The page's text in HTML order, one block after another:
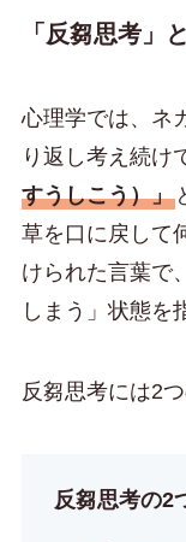
「反芻思考」
心理学では、ネ
り返し考え続け
すうしこう）」
草を口に戻して
けられた言葉で
しまう」状態を
反芻思考には2
反芻思考の2